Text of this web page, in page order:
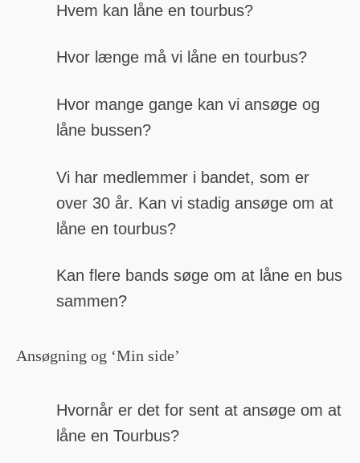
Hvem kan låne en tourbus?
Hvor længe må vi låne en tourbus?
Hvor mange gange kan vi ansøge og
låne bussen?
Vi har medlemmer i bandet, som er
over 30 år. Kan vi stadig ansøge om at
låne en tourbus?
Kan flere bands søge om at låne en bus
sammen?
Ansøgning og ‘Min side’
Hvornår er det for sent at ansøge om at
låne en Tourbus?